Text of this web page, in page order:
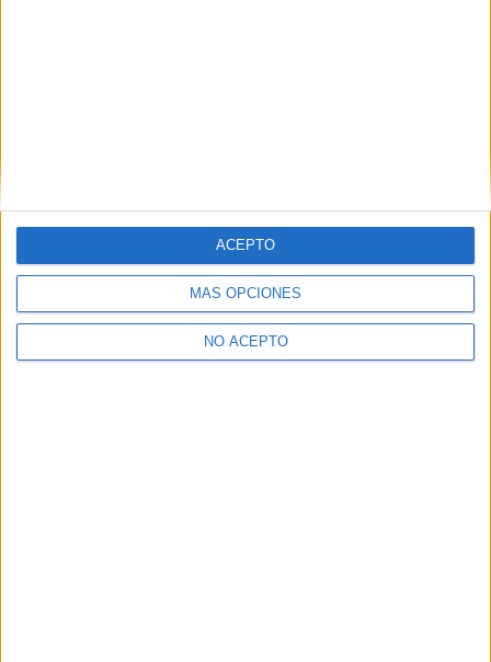
MÁS OPCIONES
NO ACEPTO
ACEPTO
Y como regalo de agradecimiento, por registrarte te daremos
gratis una copia de nuestro ebook con 100 consejos para tu
primer año de universidad